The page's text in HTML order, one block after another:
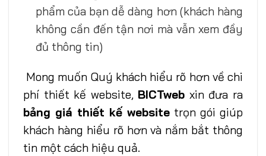
phẩm của bạn dễ dàng hơn (khách hàng
không cần đến tận nơi mà vẫn xem đầy
đủ thông tin)
Mong muốn Quý khách hiểu rõ hơn về chi
phí thiết kế website, BICTweb xin đưa ra
bảng giá thiết kế website trọn gói giúp
khách hàng hiểu rõ hơn và nắm bắt thông
tin một cách hiệu quả.